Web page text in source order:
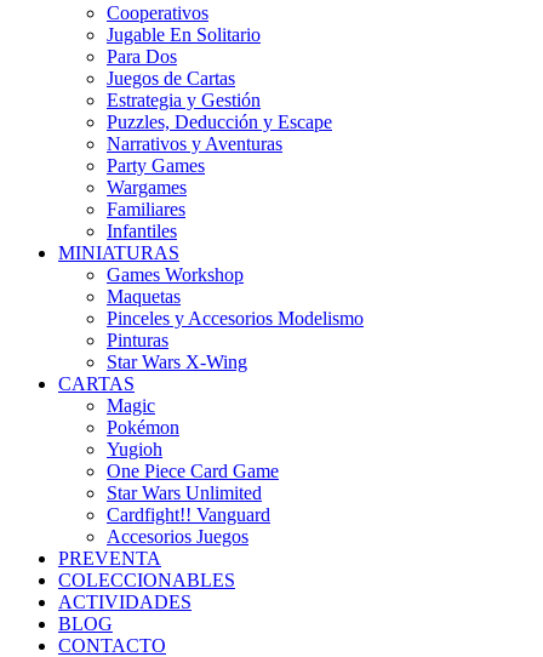
Cooperativos
Jugable En Solitario
Para Dos
Juegos de Cartas
Estrategia y Gestión
Puzzles, Deducción y Escape
Narrativos y Aventuras
Party Games
Wargames
Familiares
Infantiles
MINIATURAS
Games Workshop
Maquetas
Pinceles y Accesorios Modelismo
Pinturas
Star Wars X-Wing
CARTAS
Magic
Pokémon
Yugioh
One Piece Card Game
Star Wars Unlimited
Cardfight!! Vanguard
Accesorios Juegos
PREVENTA
COLECCIONABLES
ACTIVIDADES
BLOG
CONTACTO